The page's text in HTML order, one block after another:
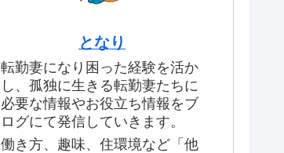
となり
転勤妻になり困った経験を活か
し、孤独に生きる転勤妻たちに
必要な情報やお役立ち情報をブ
ログにて発信していきます。
働き方、趣味、住環境など「他